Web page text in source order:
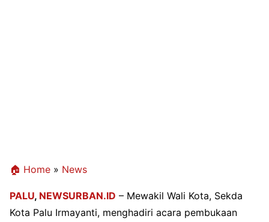
🏠 Home » News
PALU, NEWSURBAN.ID – Mewakil Wali Kota, Sekda
Kota Palu Irmayanti, menghadiri acara pembukaan